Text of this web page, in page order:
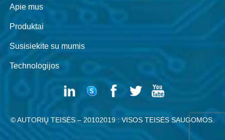
Apie mus
Produktai
Susisiekite su mumis
Technologijos
© AUTORIŲ TEISĖS – 20102019 : VISOS TEISĖS SAUGOMOS.